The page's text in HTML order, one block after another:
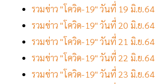
รวมข่าว "โควิด-19" วันที่ 19 มิ.ย.64
รวมข่าว "โควิด-19" วันที่ 20 มิ.ย.64
รวมข่าว "โควิด-19" วันที่ 21 มิ.ย.64
รวมข่าว "โควิด-19" วันที่ 22 มิ.ย.64
รวมข่าว "โควิด-19" วันที่ 23 มิ.ย.64